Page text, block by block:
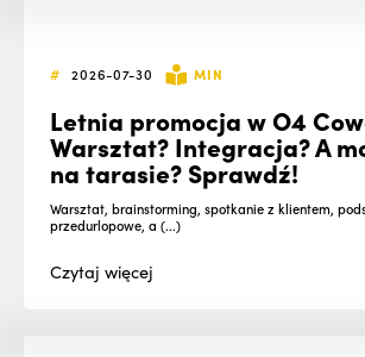
# 2026-07-30 MIN
Letnia promocja w O4
Warsztat? Integracja? A
na tarasie? Sprawdź!
Warsztat, brainstorming, spotkanie z klientem,
przedurlopowe, a (...)
Czytajwięcej